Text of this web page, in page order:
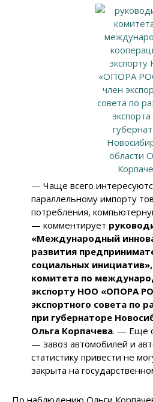
— Чаще всего
параллельному импорту
потребления,
— комментирует
«Международный
развития
социальных
комитета по
экспорту НОО «ОПОРА
экспортного совета по
при губернаторе
Ольга Корпачева. — Еще
— завоз автомобилей и
статистику привести не
закрыта на